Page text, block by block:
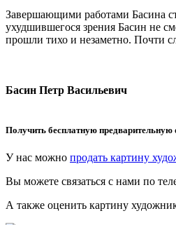
Завершающими работами Басина
ухудшившегося зрения Басин не
прошли тихо и незаметно. Почти
Басин Петр Васильевич
Получить бесплатную предварительную
У нас можно продать картину
Вы можете связаться с нами по
А также оценить картину